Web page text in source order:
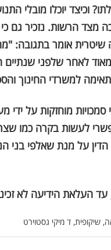
וכיצד יוכלו מובלי
מצד הרשות. נזכיר גם
אומר בתגובה:
לאחר שלפני שנתיים
למשרדי החינוך
מוחזקות על
לעשות בקרה כמו
על מנת שאלפי בני
העלאת הידיעה לא
שיקופית, ד מיקי גסטוירט